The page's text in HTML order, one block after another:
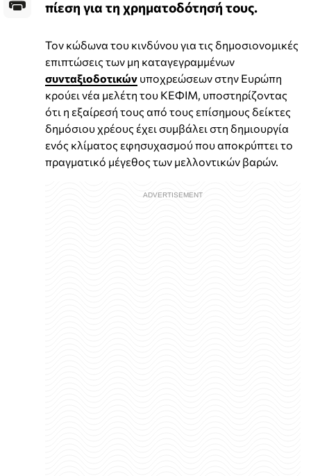
πίεση για τη χρηματοδότησή τους.
Τον κώδωνα του κινδύνου για τις δημοσιονομικές
επιπτώσεις των μη καταγεγραμμένων
συνταξιοδοτικών υποχρεώσεων στην Ευρώπη
κρούει νέα μελέτη του ΚΕΦΙΜ, υποστηρίζοντας
ότι η εξαίρεσή τους από τους επίσημους δείκτες
δημόσιου χρέους έχει συμβάλει στη δημιουργία
ενός κλίματος εφησυχασμού που αποκρύπτει το
πραγματικό μέγεθος των μελλοντικών βαρών.